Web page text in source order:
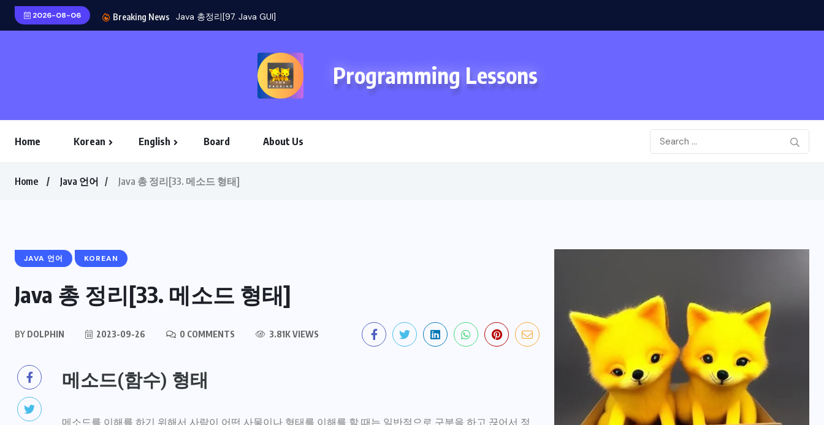
2026-08-06 Breaking News
Programming Lessons
Home Korean English Board About Us
Home Java 언어 Java 총 정리[33. 메소드 형태]
JAVA 언어 KOREAN
Java 총 정리[33. 메소드 형태]
BY DOLPHIN 2023-09-26 0 COMMENTS 3.81K VIEWS
메소드(함수) 형태
메소드를 이해를 하기 위해서 사람이 어떤 사물이나 형태를 이해를 할 때는 일반적으로 구분을 하고 끊어서 정